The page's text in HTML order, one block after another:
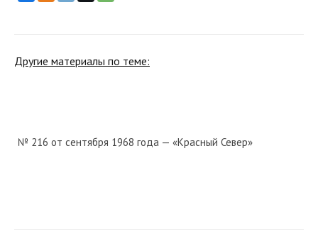
Другие материалы по теме:
№ 216 от сентября 1968 года — «Красный Север»